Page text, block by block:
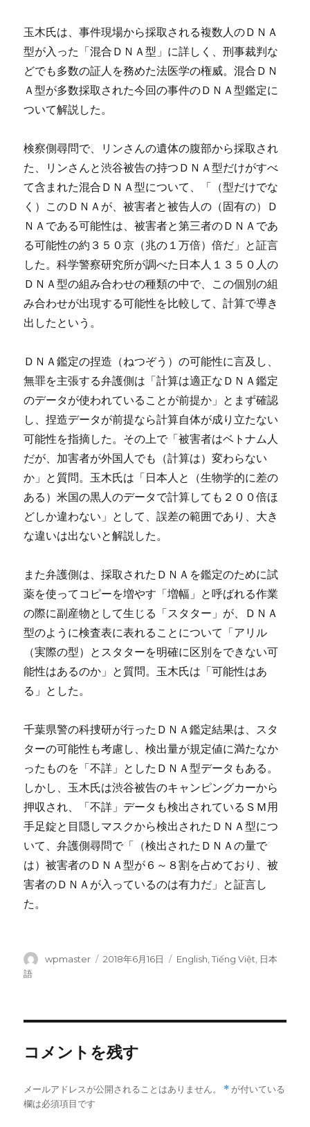
玉木氏は、事件現場から採取される複数人のＤＮＡ
型が入った「混合ＤＮＡ型」に詳しく、刑事裁判な
どでも多数の証人を務めた法医学の権威。混合ＤＮ
Ａ型が多数採取された今回の事件のＤＮＡ型鑑定に
ついて解説した。
検察側尋問で、リンさんの遺体の腹部から採取され
た、リンさんと渋谷被告の持つＤＮＡ型だけがすべ
て含まれた混合ＤＮＡ型について、「（型だけでな
く）このＤＮＡが、被害者と被告人の（固有の）Ｄ
ＮＡである可能性は、被害者と第三者のＤＮＡであ
る可能性の約３５０京（兆の１万倍）倍だ」と証言
した。科学警察研究所が調べた日本人１３５０人の
ＤＮＡ型の組み合わせの種類の中で、この個別の組
み合わせが出現する可能性を比較して、計算で導き
出したという。
ＤＮＡ鑑定の捏造（ねつぞう）の可能性に言及し、
無罪を主張する弁護側は「計算は適正なＤＮＡ鑑定
のデータが使われていることが前提か」とまず確認
し、捏造データが前提なら計算自体が成り立たない
可能性を指摘した。その上で「被害者はベトナム人
だが、加害者が外国人でも（計算は）変わらない
か」と質問。玉木氏は「日本人と（生物学的に差の
ある）米国の黒人のデータで計算しても２００倍ほ
どしか違わない」として、誤差の範囲であり、大き
な違いは出ないと解説した。
また弁護側は、採取されたＤＮＡを鑑定のために試
薬を使ってコピーを増やす「増幅」と呼ばれる作業
の際に副産物として生じる「スタター」が、ＤＮＡ
型のように検査表に表れることについて「アリル
（実際の型）とスタターを明確に区別をできない可
能性はあるのか」と質問。玉木氏は「可能性はあ
る」とした。
千葉県警の科捜研が行ったＤＮＡ鑑定結果は、スタ
ターの可能性も考慮し、検出量が規定値に満たなか
ったものを「不詳」としたＤＮＡ型データもある。
しかし、玉木氏は渋谷被告のキャンピングカーから
押収され、「不詳」データも検出されているＳＭ用
手足錠と目隠しマスクから検出されたＤＮＡ型につ
いて、弁護側尋問で「（検出されたＤＮＡの量で
は）被害者のＤＮＡ型が６～８割を占めており、被
害者のＤＮＡが入っているのは有力だ」と証言し
た。
投
wpmaster
投
2018年6月16日
カ
English ,Tiếng Việt 日本
語
コメントを残す
メールアドレスが公開されることはありません。 * が付いている
欄は必須項目です